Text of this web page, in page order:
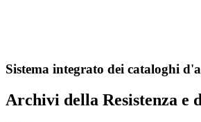
Sistema integrato dei cataloghi
Archivi della Resistenza e